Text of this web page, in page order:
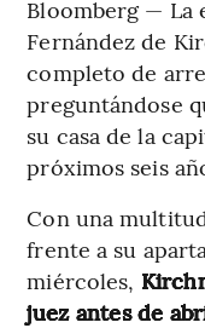
Bloomberg — La
Fernández de
completo de
preguntándose
su casa de la
próximos seis
Con una
frente a su
miércoles,
juez antes de